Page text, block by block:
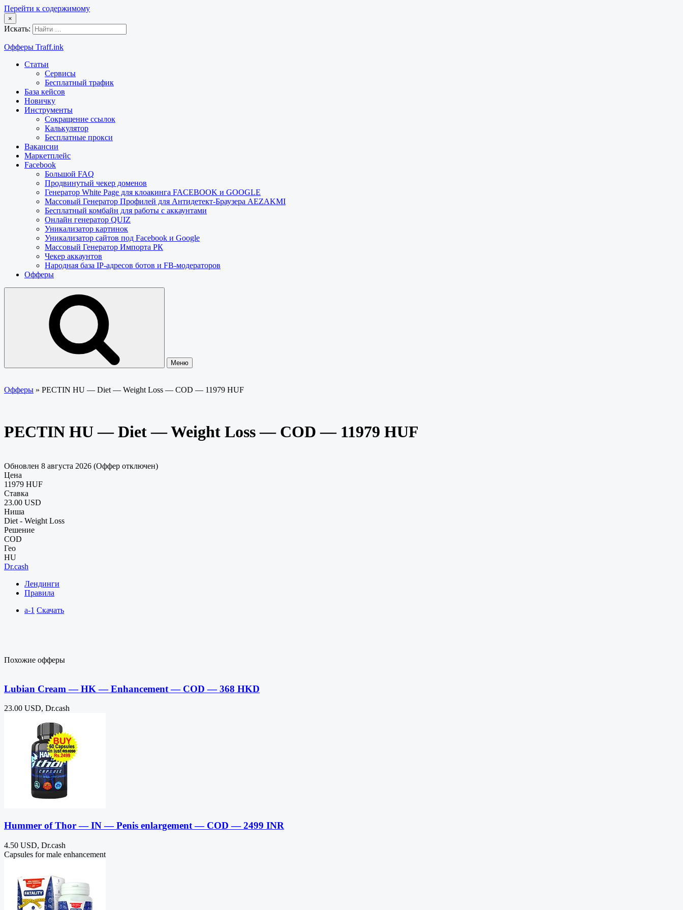
Перейти к содержимому
×
Искать:
Офферы Traff.ink
Статьи
Сервисы
Бесплатный трафик
База кейсов
Новичку
Инструменты
Сокращение ссылок
Калькулятор
Бесплатные прокси
Вакансии
Маркетплейс
Facebook
Большой FAQ
Продвинутый чекер доменов
Генератор White Page для клоакинга FACEBOOK и GOOGLE
Массовый Генератор Профилей для Антидетект-Браузера AEZAKMI
Бесплатный комбайн для работы с аккаунтами
Онлайн генератор QUIZ
Уникализатор картинок
Уникализатор сайтов под Facebook и Google
Массовый Генератор Импорта РК
Чекер аккаунтов
Народная база IP-адресов ботов и FB-модераторов
Офферы
Меню
Офферы » PECTIN HU — Diet — Weight Loss — COD — 11979 HUF
PECTIN HU — Diet — Weight Loss — COD — 11979 HUF
Обновлен 8 августа 2026 (Оффер отключен)
Цена
11979 HUF
Ставка
23.00 USD
Ниша
Diet - Weight Loss
Решение
COD
Гео
HU
Dr.cash
Лендинги
Правила
a-1 Скачать
Похожие офферы
Lubian Cream — HK — Enhancement — COD — 368 HKD
23.00 USD, Dr.cash
Hummer of Thor — IN — Penis enlargement — COD — 2499 INR
4.50 USD, Dr.cash
Capsules for male enhancement